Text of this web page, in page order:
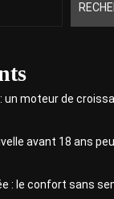
: un moteur de
avant 18 ans
: le confort sans